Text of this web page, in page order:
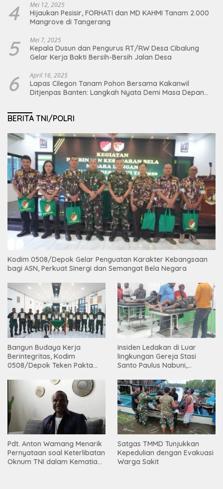
4 Mei 12, 2025
Hijaukan Pesisir, FORHATI dan MD KAHMI Tanam 2.000
Mangrove di Tangerang
5 Mei 7, 2025
Kepala Dusun dan Pengurus RT/RW Desa Cibalung
Gelar Kerja Bakti Bersih-Bersih Jalan Desa
6 April 16, 2025
Lapas Cilegon Tanam Pohon Bersama Kakanwil
Ditjenpas Banten: Langkah Nyata Demi Masa Depan
BERITA TNI/POLRI
Kodim 0508/Depok Gelar Penguatan Karakter Kebangsaan
bagi ASN, Perkuat Sinergi dan Semangat Bela Negara
Bangun Budaya Kerja
Berintegritas, Kodim
0508/Depok Teken Pakta
Insiden Ledakan di Luar
lingkungan Gereja Stasi
Santo Paulus Nabuni,
Pdt. Anton Wamang Menarik
Pernyataan soal Keterlibatan
Oknum TNI dalam Kematian
Satgas TMMD Tunjukkan
Kepedulian dengan Evakuasi
Warga Sakit